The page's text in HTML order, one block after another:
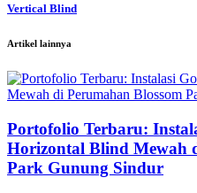
Vertical Blind
Artikel lainnya
Portofolio Terbaru:
Horizontal Blind Mewah
Park Gunung Sindur